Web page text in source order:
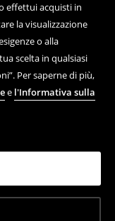
effettui acquisti in
la visualizzazione
o alla
scelta in qualsiasi
Per saperne di più,
e l'Informativa sulla